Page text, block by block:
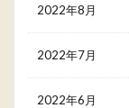
2022年8月
2022年7月
2022年6月